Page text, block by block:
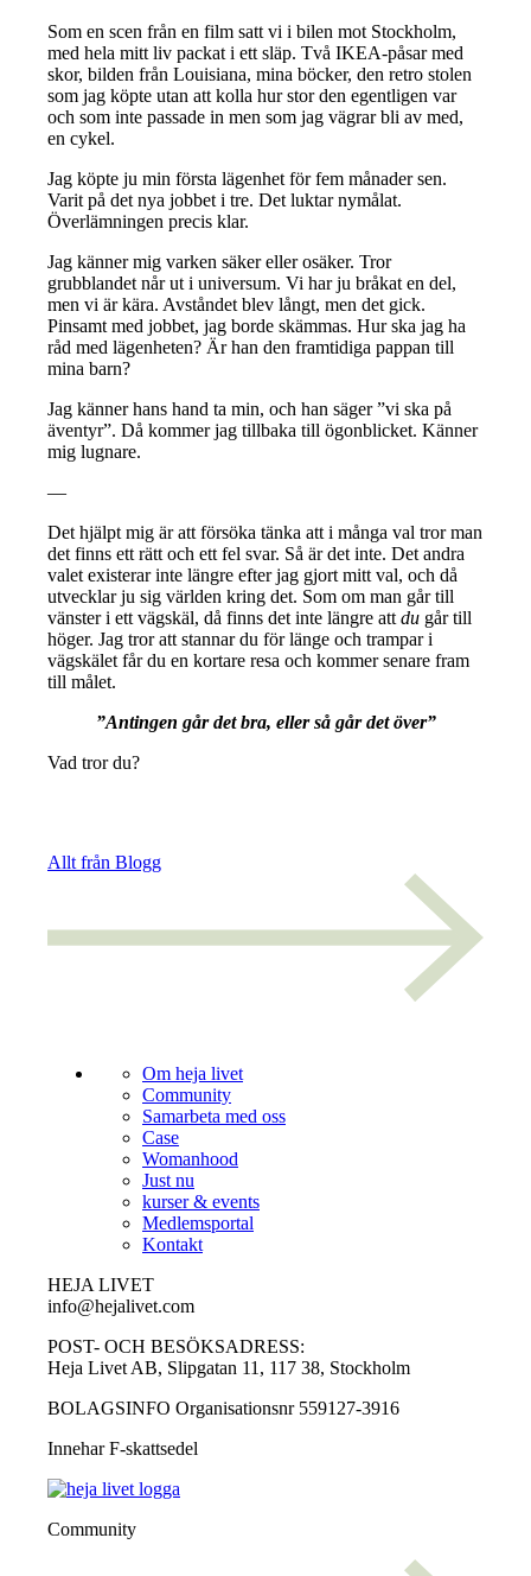
Som en scen från en film satt vi i bilen mot Stockholm,
med hela mitt liv packat i ett släp. Två IKEA-påsar med
skor, bilden från Louisiana, mina böcker, den retro stolen
som jag köpte utan att kolla hur stor den egentligen var
och som inte passade in men som jag vägrar bli av med,
en cykel.
Jag köpte ju min första lägenhet för fem månader sen.
Varit på det nya jobbet i tre. Det luktar nymålat.
Överlämningen precis klar.
Jag känner mig varken säker eller osäker. Tror
grubblandet når ut i universum. Vi har ju bråkat en del,
men vi är kära. Avståndet blev långt, men det gick.
Pinsamt med jobbet, jag borde skämmas. Hur ska jag ha
råd med lägenheten? Är han den framtidiga pappan till
mina barn?
Jag känner hans hand ta min, och han säger ”vi ska på
äventyr”. Då kommer jag tillbaka till ögonblicket. Känner
mig lugnare.
—
Det hjälpt mig är att försöka tänka att i många val tror man
det finns ett rätt och ett fel svar. Så är det inte. Det andra
valet existerar inte längre efter jag gjort mitt val, och då
utvecklar ju sig världen kring det. Som om man går till
vänster i ett vägskäl, då finns det inte längre att du går till
höger. Jag tror att stannar du för länge och trampar i
vägskälet får du en kortare resa och kommer senare fram
till målet.
”Antingen går det bra, eller så går det över”
Vad tror du?
Allt från Blogg
Om heja livet
Community
Samarbeta med oss
Case
Womanhood
Just nu
kurser & events
Medlemsportal
Kontakt
HEJA LIVET
info@hejalivet.com
POST- OCH BESÖKSADRESS:
Heja Livet AB, Slipgatan 11, 117 38, Stockholm
BOLAGSINFO Organisationsnr 559127-3916
Innehar F-skattsedel
Community